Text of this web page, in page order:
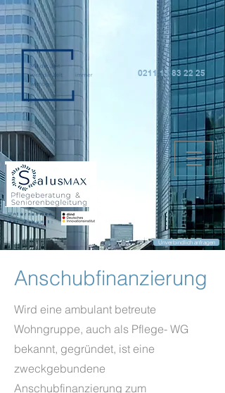
0211 15 83 22 25
Unternehmen
der Zukunft:
Unverbindlich anfragen
Anschubfinanzierung
Wird eine ambulant betreute
Wohngruppe, auch als Pflege- WG
bekannt, gegründet, ist eine
zweckgebundene
Anschubfinanzierung zum